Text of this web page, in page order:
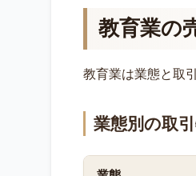
教育業の
教育業は業態と取
業態別の取